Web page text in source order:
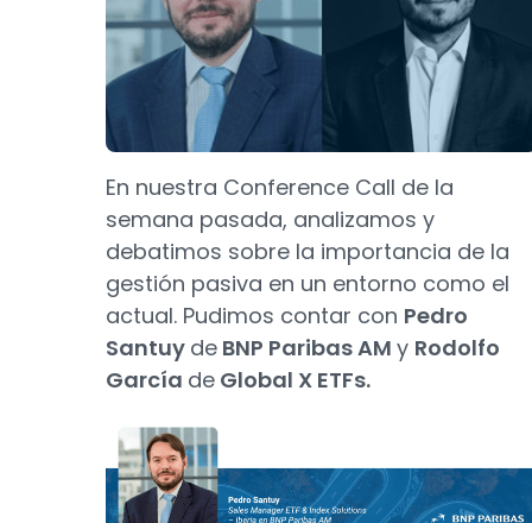
En nuestra Conference Call de la
semana pasada, analizamos y
debatimos sobre la importancia de la
gestión pasiva en un entorno como el
actual. Pudimos contar con Pedro
Santuy de BNP Paribas AM y Rodolfo
García de Global X ETFs.